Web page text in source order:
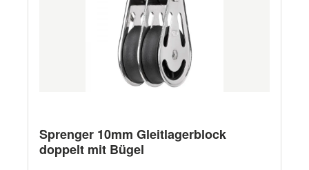
Sprenger 10mm Gleitlagerblock
doppelt mit Bügel